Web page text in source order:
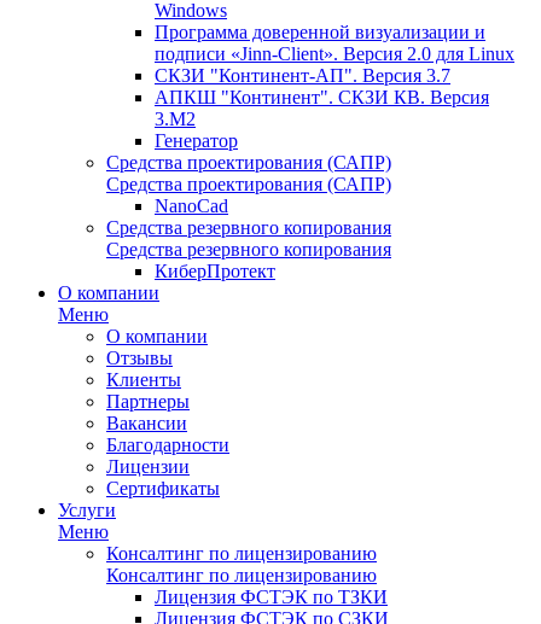
Windows
Программа доверенной визуализации и
подписи «Jinn-Client». Версия 2.0 для Linux
СКЗИ "Континент-АП". Версия 3.7
АПКШ "Континент". СКЗИ КВ. Версия
3.М2
Генератор
Средства проектирования (САПР)
Средства проектирования (САПР)
NanoCad
Средства резервного копирования
Средства резервного копирования
КиберПротект
О компании
Меню
О компании
Отзывы
Клиенты
Партнеры
Вакансии
Благодарности
Лицензии
Сертификаты
Услуги
Меню
Консалтинг по лицензированию
Консалтинг по лицензированию
Лицензия ФСТЭК по ТЗКИ
Лицензия ФСТЭК по СЗКИ